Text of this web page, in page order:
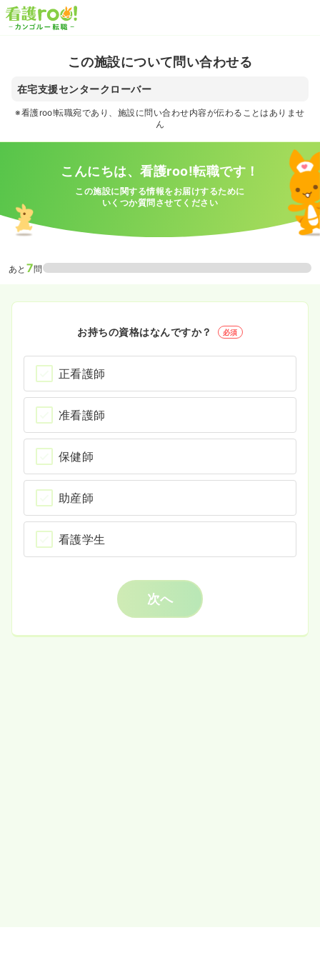
この施設について問い合わせる
在宅支援センタークローバー
※看護roo!転職宛であり、施設に問い合わせ内容が伝わることはありませ
ん
こんにちは、看護roo!転職です！
この施設に関する情報をお届けするために
いくつか質問させてください
あと 7問
お持ちの資格はなんですか？ 必須
正看護師
准看護師
保健師
助産師
看護学生
次へ